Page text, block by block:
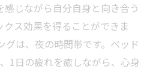
じながら自分自身と向き合う
クス効果を得ることができま
グは、夜の時間帯です。ベッド
1日の疲れを癒しながら、心身